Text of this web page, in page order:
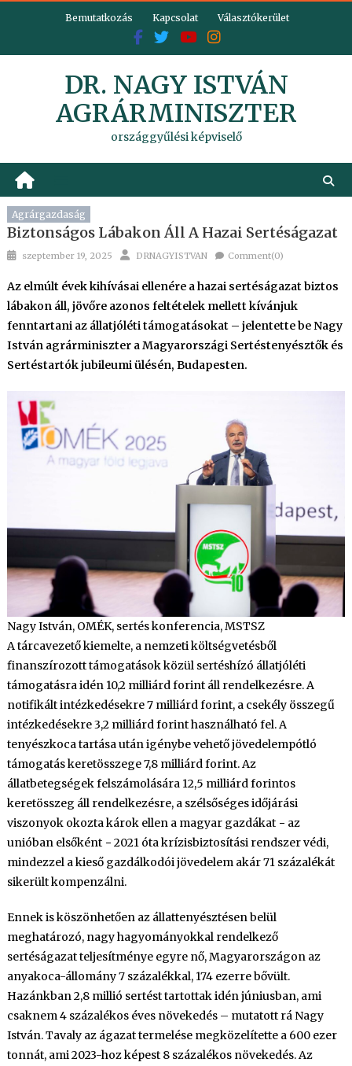
Bemutatkozás Kapcsolat Választókerület
DR. NAGY ISTVÁN
AGRÁRMINISZTER
országgyűlési képviselő
Agrárgazdaság
Biztonságos Lábakon Áll A Hazai Sertéságazat
Posted
szeptember 19, 2025 Author
DRNAGYISTVAN Comment(0)
Az elmúlt évek kihívásai ellenére a hazai sertéságazat biztos
lábakon áll, jövőre azonos feltételek mellett kívánjuk
fenntartani az állatjóléti támogatásokat – jelentette be Nagy
István agrárminiszter a Magyarországi Sertéstenyésztők és
Sertéstartók jubileumi ülésén, Budapesten.
Nagy István, OMÉK, sertés konferencia, MSTSZ
A tárcavezető kiemelte, a nemzeti költségvetésből
finanszírozott támogatások közül sertéshízó állatjóléti
támogatásra idén 10,2 milliárd forint áll rendelkezésre. A
notifikált intézkedésekre 7 milliárd forint, a csekély összegű
intézkedésekre 3,2 milliárd forint használható fel. A
tenyészkoca tartása után igénybe vehető jövedelempótló
támogatás keretösszege 7,8 milliárd forint. Az
állatbetegségek felszámolására 12,5 milliárd forintos
keretösszeg áll rendelkezésre, a szélsőséges időjárási
viszonyok okozta károk ellen a magyar gazdákat − az
unióban elsőként − 2021 óta krízisbiztosítási rendszer védi,
mindezzel a kieső gazdálkodói jövedelem akár 71 százalékát
sikerült kompenzálni.
Ennek is köszönhetően az állattenyésztésen belül
meghatározó, nagy hagyományokkal rendelkező
sertéságazat teljesítménye egyre nő, Magyarországon az
anyakoca-állomány 7 százalékkal, 174 ezerre bővült.
Hazánkban 2,8 millió sertést tartottak idén júniusban, ami
csaknem 4 százalékos éves növekedés – mutatott rá Nagy
István. Tavaly az ágazat termelése megközelítette a 600 ezer
tonnát, ami 2023-hoz képest 8 százalékos növekedés. Az